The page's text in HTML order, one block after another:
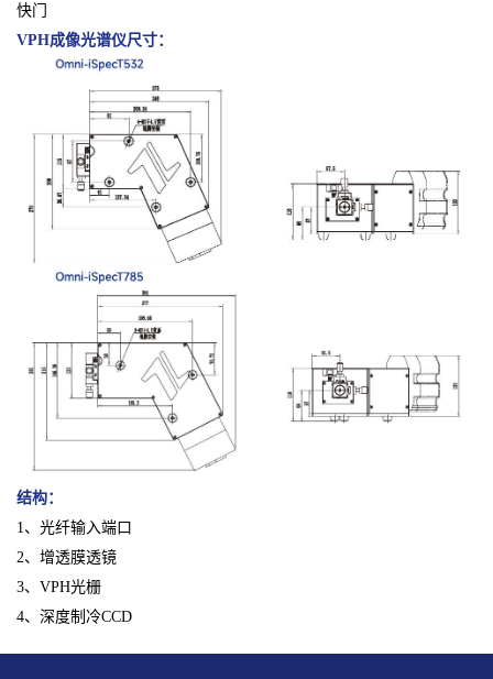
快门
VPH成像光谱仪尺寸：
结构：
1、光纤输入端口
2、增透膜透镜
3、VPH光栅
4、深度制冷CCD